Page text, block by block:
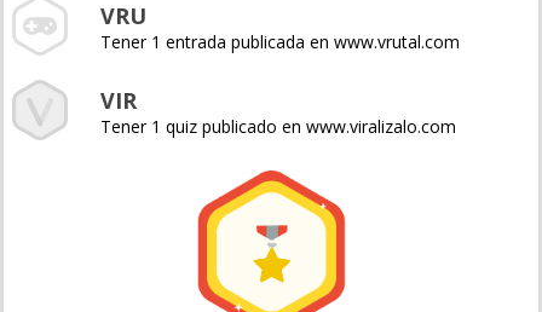
VRU
Tener 1 entrada publicada en www.vrutal.com
VIR
Tener 1 quiz publicado en www.viralizalo.com